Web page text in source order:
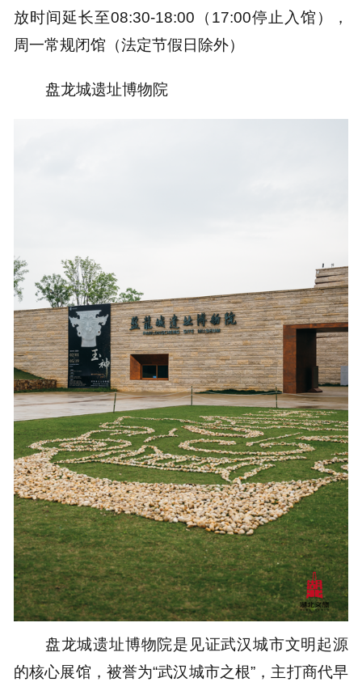
放时间延长至08:30-18:00（17:00停止入馆）
，
周一常规闭馆（法定节假日除外）
盘龙城遗址博物院
盘龙城遗址博物院是见证武汉城市文明起源
的核心展馆，被誉为“武汉城市之根”，主打商代早